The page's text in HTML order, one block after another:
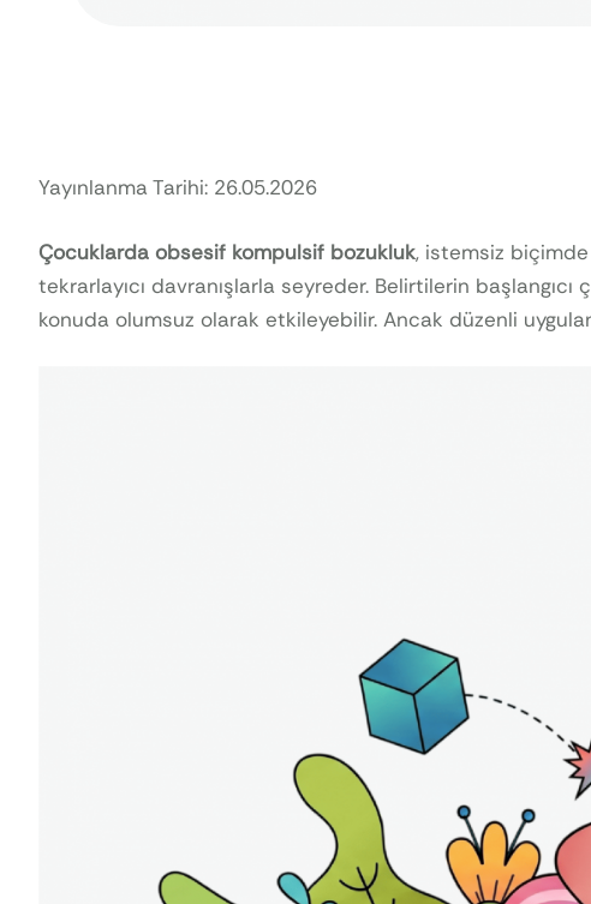
Yayınlanma Tarihi: 26.05.2026
Çocuklarda obsesif kompulsif bozukluk, istemsiz biçimde
tekrarlayıcı davranışlarla seyreder. Belirtilerin
konuda olumsuz olarak etkileyebilir. Ancak düzenli